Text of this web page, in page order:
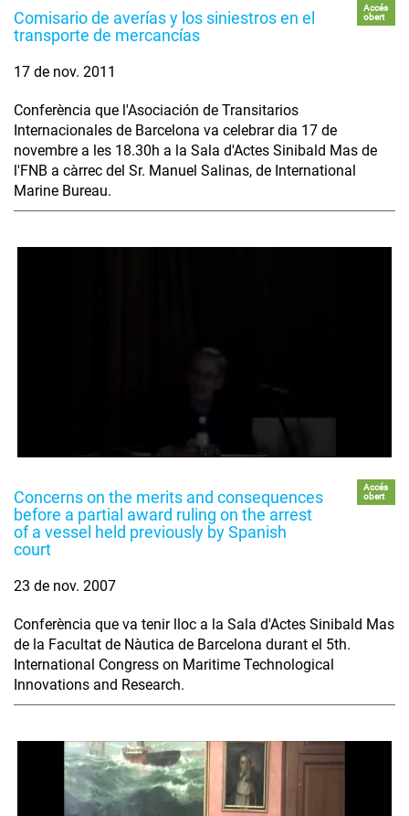
Comisario de averías y los siniestros en el
transporte de mercancías
Accés
obert
17 de nov. 2011
Conferència que l'Asociación de Transitarios
Internacionales de Barcelona va celebrar dia 17 de
novembre a les 18.30h a la Sala d'Actes Sinibald Mas de
l'FNB a càrrec del Sr. Manuel Salinas, de International
Marine Bureau.
Concerns on the merits and consequences
before a partial award ruling on the arrest
of a vessel held previously by Spanish
court
Accés
obert
23 de nov. 2007
Conferència que va tenir lloc a la Sala d'Actes Sinibald Mas
de la Facultat de Nàutica de Barcelona durant el 5th.
International Congress on Maritime Technological
Innovations and Research.